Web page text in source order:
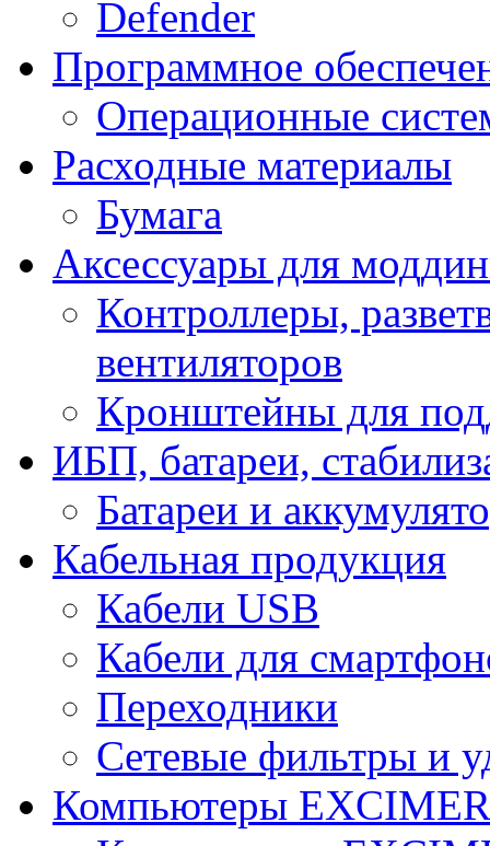
Defender
Программное
Операционные
Расходные материалы
Бумага
Аксессуары для
Контроллеры,
вентиляторов
Кронштейны для
ИБП, батареи,
Батареи и
Кабельная продукция
Кабели USB
Кабели для
Переходники
Сетевые фильтры и
Компьютеры